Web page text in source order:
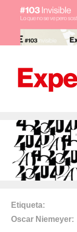
Etiqueta
Oscar Niemeyer